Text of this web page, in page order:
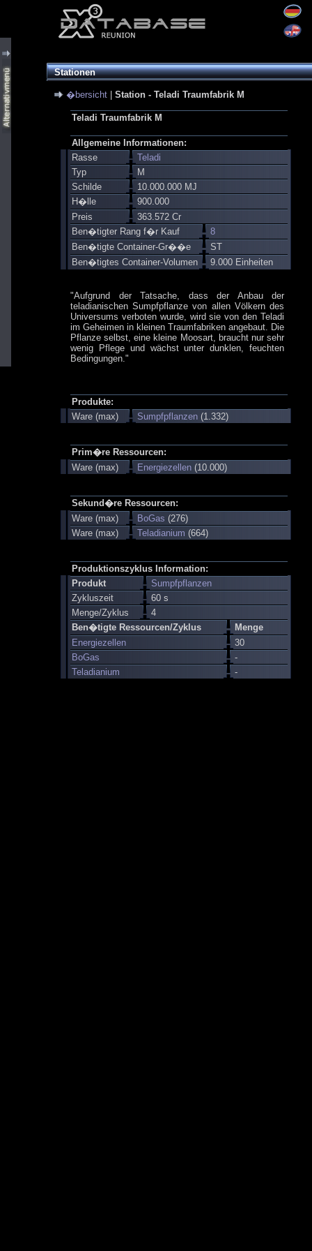
Stationen
�bersicht Station - Teladi Traumfabrik M
Teladi Traumfabrik M
Allgemeine Informationen:
Rasse
Teladi
Typ
M
Schilde
10.000.000 MJ
H�lle
900.000
Preis
363.572 Cr
Ben�tigter Rang f�r Kauf
8
Ben�tigte Container-Gr��e
ST
Ben�tigtes Container-Volumen
9.000 Einheiten
"Aufgrund der Tatsache, dass der Anbau der
teladianischen Sumpfpflanze von allen Völkern des
Universums verboten wurde, wird sie von den Teladi
im Geheimen in kleinen Traumfabriken angebaut. Die
Pflanze selbst, eine kleine Moosart, braucht nur sehr
wenig Pflege und wächst unter dunklen, feuchten
Bedingungen."
Produkte:
Ware (max)
Sumpfpflanzen (1.332)
Prim�re Ressourcen:
Ware (max)
Energiezellen (10.000)
Sekund�re Ressourcen:
Ware (max)
BoGas (276)
Ware (max)
Teladianium (664)
Produktionszyklus Information:
Produkt
Sumpfpflanzen
Zykluszeit
60 s
Menge/Zyklus
4
Ben�tigte Ressourcen/Zyklus
Menge
Energiezellen
30
BoGas
-
Teladianium
-